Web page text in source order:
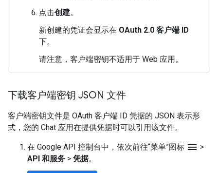
点击创建。
新创建的凭证会显示在 OAuth 2.0 客户端 ID
下。
请注意，客户端密钥不适用于 Web 应用。
下载客户端密钥 JSON 文件
客户端密钥文件是 OAuth 客户端 ID 凭据的 JSON 表示形
式，您的 Chat 应用在提供凭据时可以引用该文件。
在 Google API 控制台中，依次前往“菜单”图标 menu >
API 和服务 > 凭据。